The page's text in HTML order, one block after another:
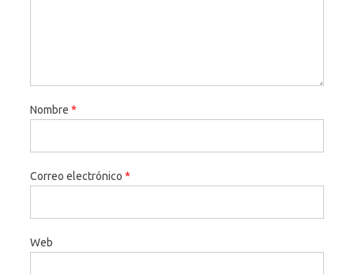
Nombre *
Correo electrónico *
Web